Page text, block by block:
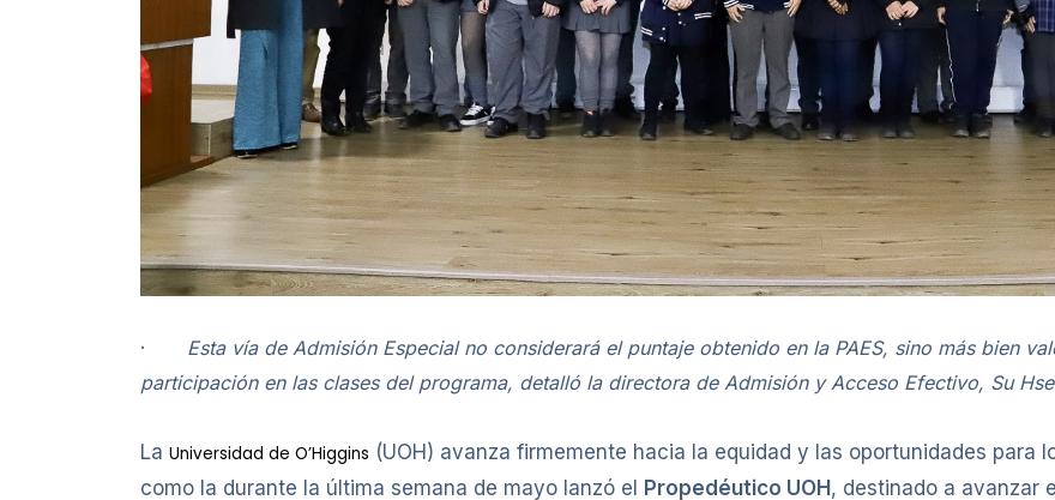
· Esta vía de Admisión Especial no considerará el puntaje obtenido en la PAES, sino más bien
participación en las clases del programa, detalló la directora de Admisión y Acceso Efectivo, Su
La Universidad de O’Higgins (UOH) avanza firmemente hacia la equidad y las oportunidades para
como la durante la última semana de mayo lanzó el
Propedéutico UOH , destinado a avanzar